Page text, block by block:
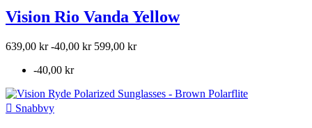
Vision Rio Vanda Yellow
639,00 kr -40,00 kr 599,00 kr
-40,00 kr
 Snabbvy